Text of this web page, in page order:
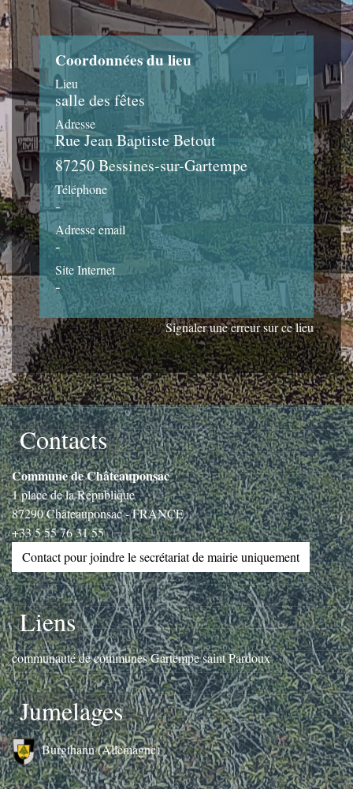
Coordonnées du lieu
Lieu
salle des fêtes
Adresse
Rue Jean Baptiste Betout
87250 Bessines-sur-Gartempe
Téléphone
-
Adresse email
-
Site Internet
-
Signaler une erreur sur ce lieu
Contacts
Commune de Châteauponsac
1 place de la République
87290 Châteauponsac - FRANCE
+33 5 55 76 31 55
Contact pour joindre le secrétariat de mairie uniquement
Liens
communauté de communes Gartempe saint Pardoux
Jumelages
Burgthann (Allemagne)